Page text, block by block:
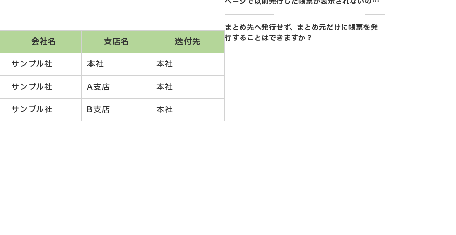
会社名 支店名
送付先
サンプル社 本社
本社
サンプル社 A支店
本社
サンプル社 B支店 本社
なぜですか？
まとめ先へ発行せず、まとめ元だけに帳票を発
行することはできますか？